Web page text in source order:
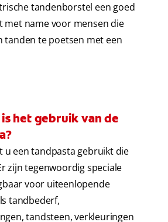
tandenborstel een goed
met name voor mensen die
tanden te poetsen met een
het gebruik van de
u een tandpasta gebruikt die
zijn tegenwoordig speciale
voor uiteenlopende
tandbederf,
tandsteen, verkleuringen